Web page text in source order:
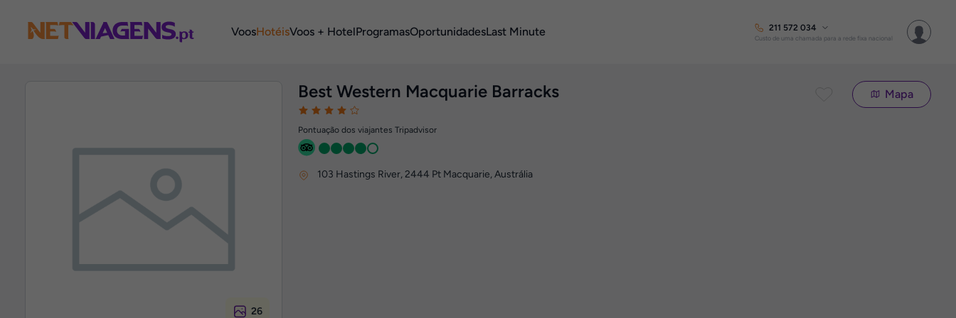
VoosHotéisVoos + HotelProgramasOportunidadesLast Minute 211 572 034
Custo de uma chamada para a rede fixa nacional
26
Best Western Macquarie Barracks
Pontuação dos viajantes Tripadvisor
Mapa
103 Hastings River, 2444 Pt Macquarie, Austrália